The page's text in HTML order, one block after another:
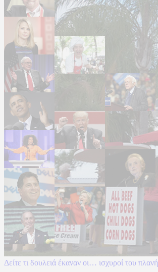
Δείτε τι δουλειά έκαναν οι… ισχυροί του